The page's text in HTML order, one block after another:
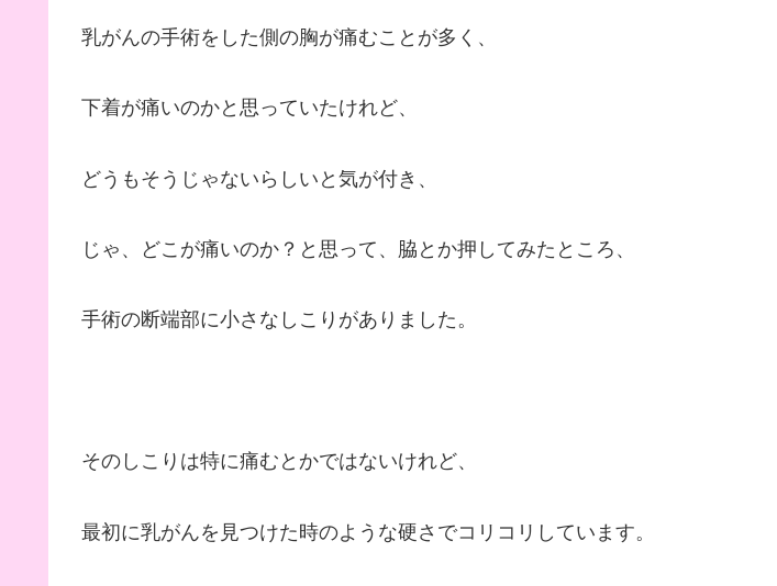
乳がんの手術をした側の胸が痛むことが多く、
下着が痛いのかと思っていたけれど、
どうもそうじゃないらしいと気が付き、
じゃ、どこが痛いのか？と思って、脇とか押してみたところ、
手術の断端部に小さなしこりがありました。
そのしこりは特に痛むとかではないけれど、
最初に乳がんを見つけた時のような硬さでコリコリしています。